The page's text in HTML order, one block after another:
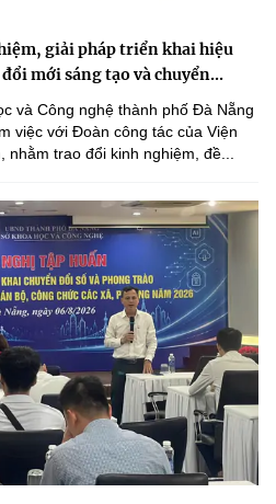
giải pháp triển khai hiệu
mới sáng tạo và chuyển...
và Công nghệ thành phố Đà Nẵng
việc với Đoàn công tác của Viện
nhằm trao đổi kinh nghiệm, đề...